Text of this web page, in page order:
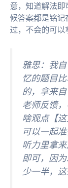
意，知道解法
候答案都是铭记
过，不会的可以
雅思：我
忆的题目
的，拿来
老师反馈
啥观点【
可以一起
听力里拿
即可，因
少一半，